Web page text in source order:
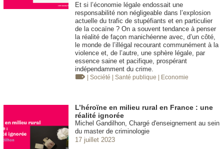
Et si l’économie légale endossait une
responsabilité non négligeable dans l’explosion
actuelle du trafic de stupéfiants et en particulier
de la cocaïne ? On a souvent tendance à penser
la réalité de façon manichéenne avec, d’un côté,
le monde de l’illégal recourant communément à la
violence et, de l’autre, une sphère légale, par
essence saine et pacifique, prospérant
indépendamment du crime.
| Société | Santé publique | Economie
L’héroïne en milieu rural en France : une
réalité ignorée
Michel Gandilhon, Chargé d'enseignement au sein
du master de criminologie
17 juillet 2023